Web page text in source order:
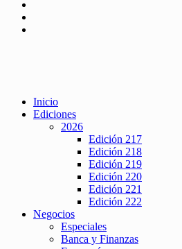
Inicio
Ediciones
2026
Edición 217
Edición 218
Edición 219
Edición 220
Edición 221
Edición 222
Negocios
Especiales
Banca y Finanzas